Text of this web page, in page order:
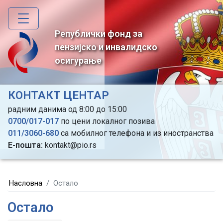
Skip
main
content
Републички фонд за
пензијско и инвалидско
осигурање
КОНТАКТ ЦЕНТАР
радним данима од 8:00 до 15:00
0700/017-017 по цени локалног позива
011/3060-680 са мобилног телефона и из иностранства
Е-пошта: kontakt@pio.rs
Насловна Остало
Остало